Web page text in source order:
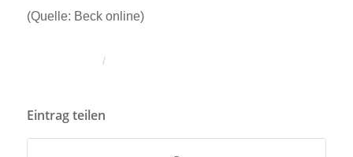
(Quelle: Beck online)
/
Eintrag teilen